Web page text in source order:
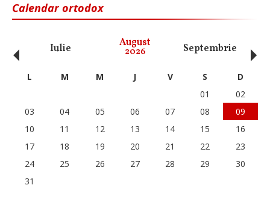
Calendar ortodox
Iulie August
2026 Septembrie
‹ L M M J V S
D
01
02
03
04 05 06 07 08
09
10
11 12 13 14 15
16
17
18 19 20 21 22
23
24
25 26 27 28 29
30
31